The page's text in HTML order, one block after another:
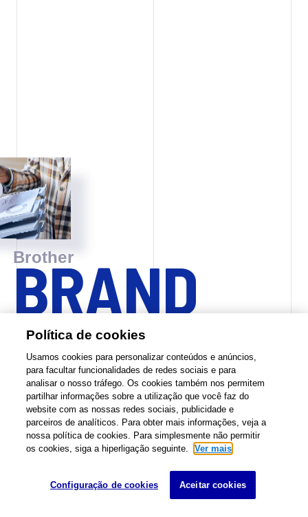
Brother
BRAND
STORY
We support the productivity and
creativity of our customers
around the world.
SCROLL
Política de cookies
Usamos cookies para personalizar conteúdos e anúncios,
para facultar funcionalidades de redes sociais e para
analisar o nosso tráfego. Os cookies também nos permitem
partilhar informações sobre a utilização que você faz do
website com as nossas redes sociais, publicidade e
parceiros de analíticos. Para obter mais informações, veja a
nossa política de cookies. Para simplesmente não permitir
os cookies, siga a hiperligação seguinte.
Ver mais
Configuração de cookies Aceitar cookies